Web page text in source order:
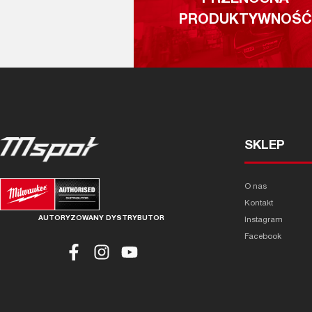
PRODUKTYWNOŚĆ
AUTORYZOWANY DYSTRYBUTOR
SKLEP
O nas
Kontakt
Instagram
Facebook